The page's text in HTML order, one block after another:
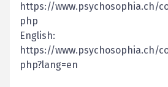
https://www.psychosophia.ch/
php
English:
https://www.psychosophia.ch/
php?lang=en